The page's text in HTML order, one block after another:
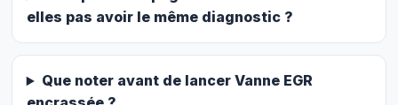
elles pas avoir le même diagnostic ?
Que noter avant de lancer Vanne EGR